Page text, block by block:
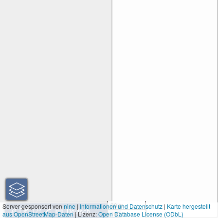
30 m
100 ft
Server gesponsert vonnine|Informationen und Datenschutz | Karte hergestellt
aus OpenStreetMap-Daten| Lizenz:Open Database License (ODbL)